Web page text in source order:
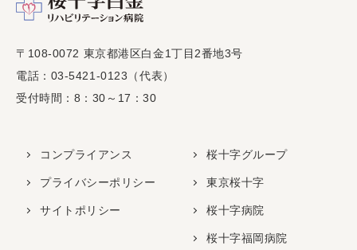
〒108-0072 東京都港区白金1丁目2番地3号
電話：03-5421-0123（代表）
受付時間：8：30～17：30
コンプライアンス
プライバシーポリシー
サイトポリシー
桜十字グループ
東京桜十字
桜十字病院
桜十字福岡病院